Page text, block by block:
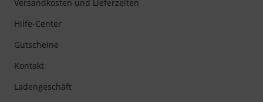
Versandkosten und Lieferzeiten
Hilfe-Center
Gutscheine
Kontakt
Ladengeschäft